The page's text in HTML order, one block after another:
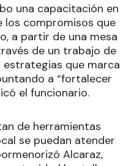
una capacitación en
los compromisos que
a partir de una mesa
de un trabajo de
que marca
a “fortalecer
el funcionario.
de herramientas
se puedan atender
Alcaraz,